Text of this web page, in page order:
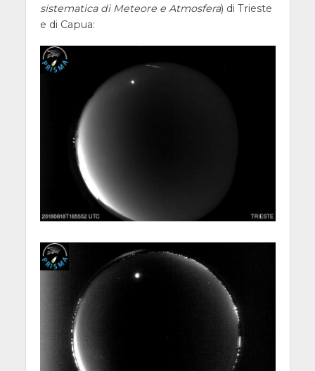
sistematica di Meteore e Atmosfera) di Trieste
e di Capua: